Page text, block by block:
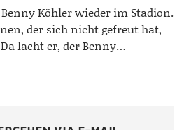
Köhler wieder im Stadion.
der sich nicht gefreut hat,
lacht er, der Benny…